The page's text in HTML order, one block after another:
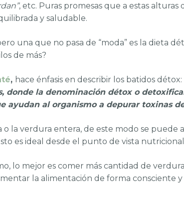
, etc. Puras promesas que a estas alturas
y saludable.
una que no pasa de “moda” es la dieta
de más?
, hace énfasis en describir los batidos détox:
donde la denominación détox o
ayudan al organismo a depurar toxinas
la verdura entera, de este modo se
es ideal desde el punto de vista
lo mejor es comer más cantidad de
la alimentación de forma consciente y